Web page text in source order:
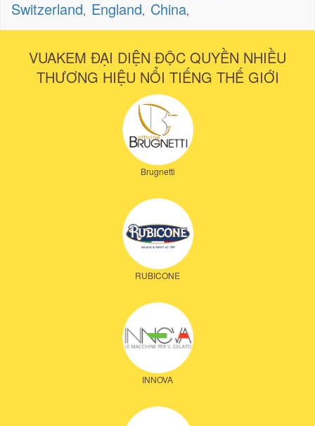
Switzerland, England, China,
VUAKEM ĐẠI DIỆN ĐỘC QUYỀN NHIỀU
THƯƠNG HIỆU NỔI TIẾNG THẾ GIỚI
Brugnetti
RUBICONE
INNOVA